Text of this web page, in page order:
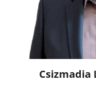
Csizmadia